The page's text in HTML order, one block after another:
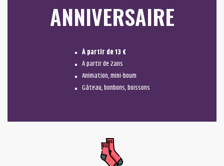
ANNIVERSAIRE
À partir de 13 €
À partir de 2ans
Animation, mini-boum
Gâteau, bonbons, boissons